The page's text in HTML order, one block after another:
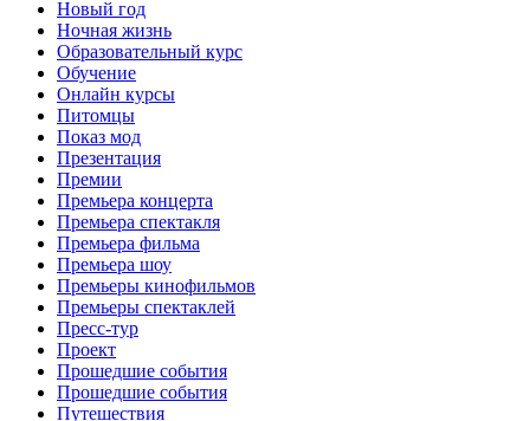
Новый год
Ночная жизнь
Образовательный курс
Обучение
Онлайн курсы
Питомцы
Показ мод
Презентация
Премии
Премьера концерта
Премьера спектакля
Премьера фильма
Премьера шоу
Премьеры кинофильмов
Премьеры спектаклей
Пресс-тур
Проект
Прошедшие события
Прошедшие события
Путешествия